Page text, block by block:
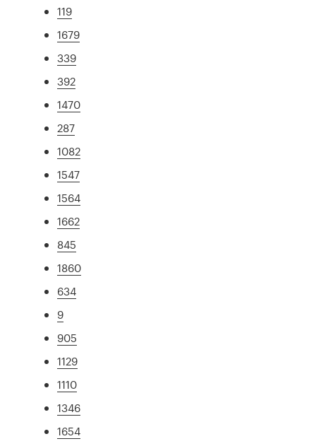
119
1679
339
392
1470
287
1082
1547
1564
1662
845
1860
634
9
905
1129
1110
1346
1654